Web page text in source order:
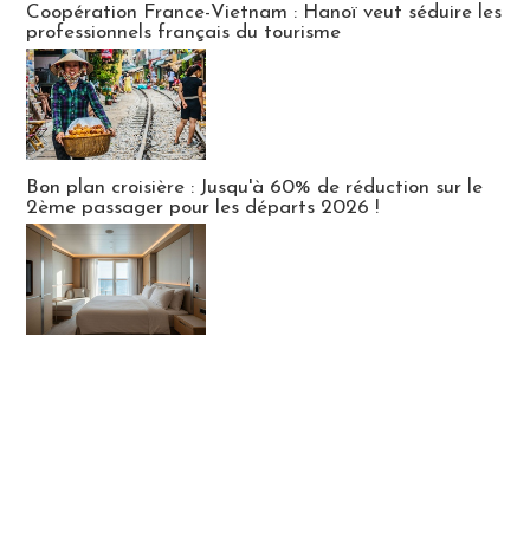
Coopération France-Vietnam : Hanoï veut séduire les
professionnels français du tourisme
Bon plan croisière : Jusqu'à 60% de réduction sur le
2ème passager pour les départs 2026 !